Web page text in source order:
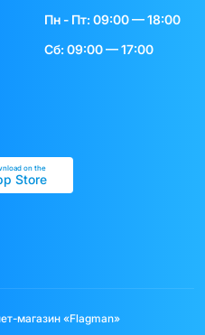
Пн - Пт: 09:00 — 18:00
Сб: 09:00 — 17:00
on the
Store
магазин «Flagman»